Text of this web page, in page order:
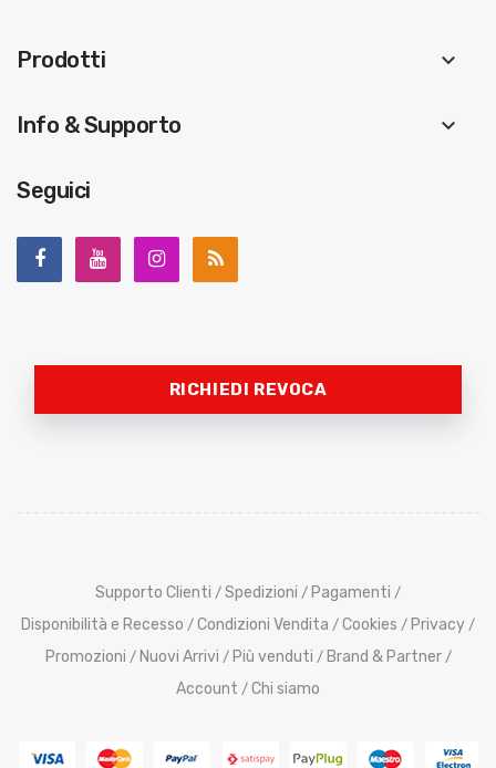
Prodotti keyboard_arrow_down
Info & Supporto keyboard_arrow_down
Seguici
RICHIEDI REVOCA
Supporto Clienti / Spedizioni / Pagamenti /
Disponibilità e Recesso / Condizioni Vendita / Cookies / Privacy /
Promozioni / Nuovi Arrivi / Più venduti / Brand & Partner /
Account / Chi siamo